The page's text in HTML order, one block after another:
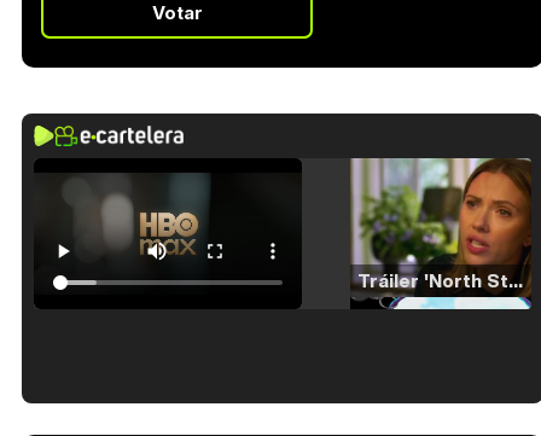
Votar
Tráiler 'North Star' (2023)